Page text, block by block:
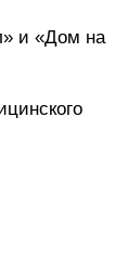
и «Дом на